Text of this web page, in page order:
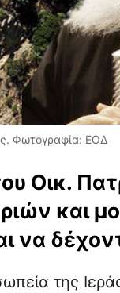
Φωτογραφία: ΕΟΔ
Οικ.
και
να
της